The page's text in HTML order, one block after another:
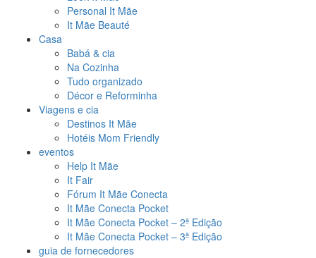
Personal It Mãe
It Mãe Beauté
Casa
Babá & cia
Na Cozinha
Tudo organizado
Décor e Reforminha
Viagens e cia
Destinos It Mãe
Hotéis Mom Friendly
eventos
Help It Mãe
It Fair
Fórum It Mãe Conecta
It Mãe Conecta Pocket
It Mãe Conecta Pocket – 2ª Edição
It Mãe Conecta Pocket – 3ª Edição
guia de fornecedores